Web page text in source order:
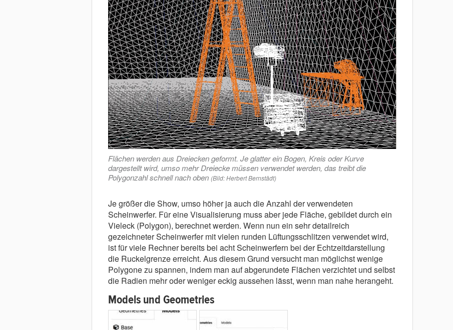
Flächen werden aus Dreiecken geformt. Je glatter ein Bogen, Kreis oder Kurve
dargestellt wird, umso mehr Dreiecke müssen verwendet werden, das treibt die
Polygonzahl schnell nach oben (Bild: Herbert Bernstädt)
Je größer die Show, umso höher ja auch die Anzahl der verwendeten
Scheinwerfer. Für eine Visualisierung muss aber jede Fläche, gebildet durch ein
Vieleck (Polygon), berechnet werden. Wenn nun ein sehr detailreich
gezeichneter Scheinwerfer mit vielen runden Lüftungsschlitzen verwendet wird,
ist für viele Rechner bereits bei acht Scheinwerfern bei der Echtzeitdarstellung
die Ruckelgrenze erreicht. Aus diesem Grund versucht man möglichst wenige
Polygone zu spannen, indem man auf abgerundete Flächen verzichtet und selbst
die Radien mehr oder weniger eckig aussehen lässt, wenn man nahe herangeht.
Models und Geometries